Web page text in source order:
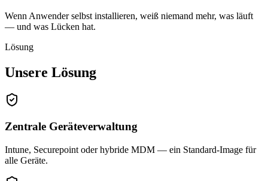
Wenn Anwender selbst installieren, weiß niemand mehr, was läuft
— und was Lücken hat.
Lösung
Unsere Lösung
Zentrale Geräteverwaltung
Intune, Securepoint oder hybride MDM — ein Standard-Image für
alle Geräte.